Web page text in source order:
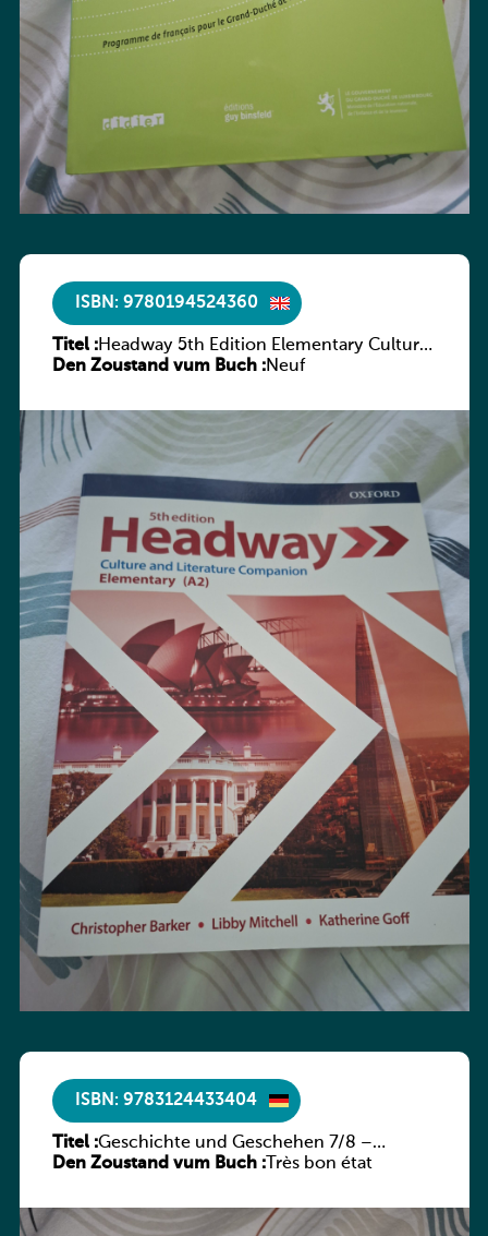
ISBN: 9780194524360
Titel :Headway 5th Edition Elementary Culture
and Literature Companion
Den Zoustand vum Buch :Neuf
ISBN: 9783124433404
Titel :Geschichte und Geschehen 7/8 –
Rheinland-Pfalz
Den Zoustand vum Buch :Très bon état